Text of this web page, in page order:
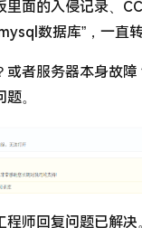
里面的入侵记录、
数据库”，一直
或者服务器本身故障
。
程师回复问题已解决